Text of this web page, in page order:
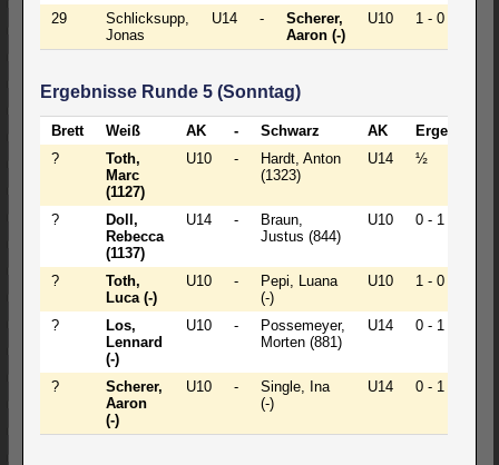
29
Schlicksupp,
Jonas
U14 -
Scherer,
Aaron (-)
U10 1 - 0
Ergebnisse Runde 5 (Sonntag)
Brett Weiß AK - Schwarz AK
Ergebnis
?
Toth,
Marc
(1127)
U10 -
Hardt, Anton
(1323)
U14 ½
?
Doll,
Rebecca
(1137)
U14 -
Braun,
Justus (844)
U10 0 - 1
?
Toth,
Luca (-)
U10 -
Pepi, Luana
(-)
U10 1 - 0
?
Los,
Lennard
(-)
U10 -
Possemeyer,
Morten (881)
U14 0 - 1
?
Scherer,
Aaron
(-)
U10 -
Single, Ina
(-)
U14 0 - 1